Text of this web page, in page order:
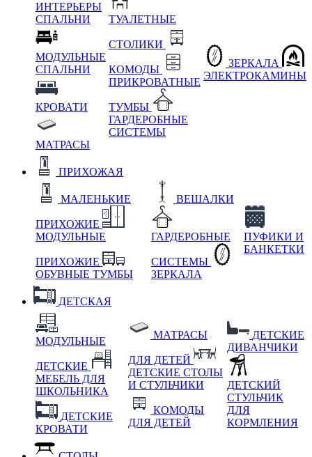
ИНТЕРЬЕРЫ
СПАЛЬНИ
МОДУЛЬНЫЕ
СПАЛЬНИ
КРОВАТИ
МАТРАСЫ
ТУАЛЕТНЫЕ
СТОЛИКИ
КОМОДЫ
ПРИКРОВАТНЫЕ
ТУМБЫ
ГАРДЕРОБНЫЕ
СИСТЕМЫ
ЗЕРКАЛА
ЭЛЕКТРОКАМИНЫ
ПРИХОЖАЯ
МАЛЕНЬКИЕ
ПРИХОЖИЕ
МОДУЛЬНЫЕ
ПРИХОЖИЕ
ОБУВНЫЕ ТУМБЫ
ВЕШАЛКИ
ГАРДЕРОБНЫЕ
СИСТЕМЫ
ЗЕРКАЛА
ПУФИКИ И
БАНКЕТКИ
ДЕТСКАЯ
МОДУЛЬНЫЕ
ДЕТСКИЕ
МЕБЕЛЬ ДЛЯ
ШКОЛЬНИКА
ДЕТСКИЕ
КРОВАТИ
МАТРАСЫ
ДЛЯ ДЕТЕЙ
ДЕТСКИЕ СТОЛЫ
И СТУЛЬЧИКИ
КОМОДЫ
ДЛЯ ДЕТЕЙ
ДЕТСКИЕ
ДИВАНЧИКИ
ДЕТСКИЙ
СТУЛЬЧИК
ДЛЯ
КОРМЛЕНИЯ